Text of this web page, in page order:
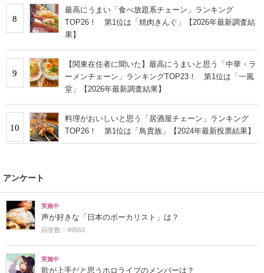
8
最高にうまい「食べ放題系チェーン」ランキング
TOP26！ 第1位は「焼肉きんぐ」【2026年最新調査結
果】
9
【関東在住者に聞いた】最高にうまいと思う「中華・ラ
ーメンチェーン」ランキングTOP23！ 第1位は「一風
堂」【2026年最新調査結果】
10
料理がおいしいと思う「居酒屋チェーン」ランキング
TOP26！ 第1位は「鳥貴族」【2024年最新投票結果】
アンケート
実施中
声が好きな「日本のボーカリスト」は？
回答数：49563
実施中
歌が上手だと思うホロライブのメンバーは？